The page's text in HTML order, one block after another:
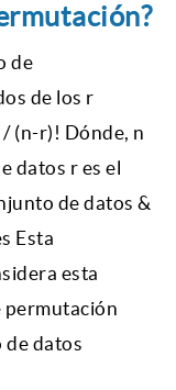
de
de los r
(n-r)! Dónde, n
datos r es el
de datos &
Esta
esta
permutación
de datos